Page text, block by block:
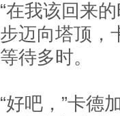
“在我该回来
步迈向塔顶，
等待多时。
“好吧，”卡德